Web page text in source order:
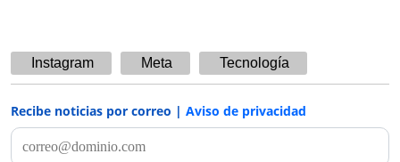
Instagram Meta Tecnología
Recibe noticias por correo | Aviso de privacidad